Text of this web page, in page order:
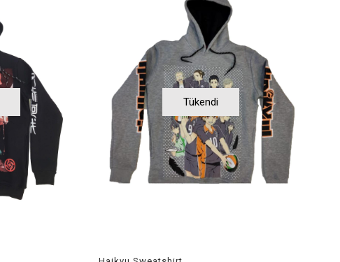
Tükendi